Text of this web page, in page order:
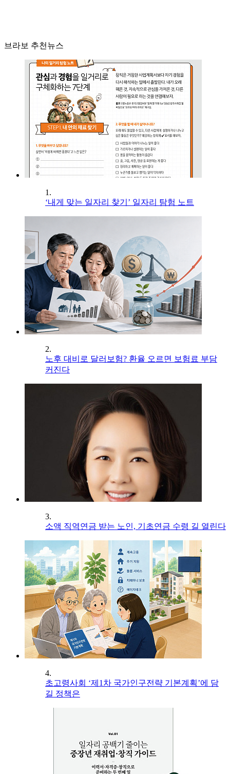
브라보 추천뉴스
1.
‘내게 맞는 일자리 찾기’ 일자리 탐험 노트
2.
노후 대비로 달러보험? 환율 오르면 보험료 부담
커진다
3.
소액 직역연금 받는 노인, 기초연금 수령 길 열린다
4.
초고령사회 ‘제1차 국가인구전략 기본계획’에 담
길 정책은